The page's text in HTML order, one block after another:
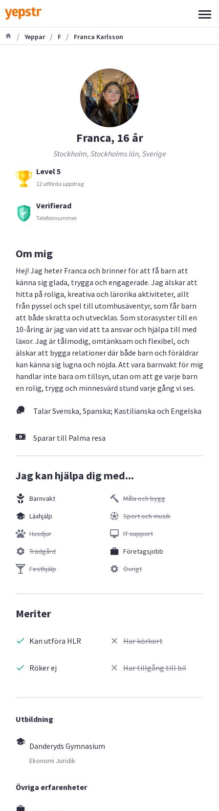
/ Yeppar / F / Franca Karlsson
Franca, 16 år
Stockholm, Stockholms län, Sverige
Level 5
12 utförda uppdrag
Verifierad
Telefonnummer
Om mig
Hej! Jag heter Franca och brinner för att få barn att
känna sig glada, trygga och engagerade. Jag älskar att
hitta på roliga, kreativa och lärorika aktiviteter, allt
från pyssel och spel till utomhusäventyr, som får barn
att både skratta och utvecklas. Som storasyster till en
10-åring är jag van vid att ta ansvar och hjälpa till med
läxor. Jag är tålmodig, omtänksam och flexibel, och
älskar att bygga relationer där både barn och föräldrar
kan känna sig lugna och nöjda. Att vara barnvakt för mig
handlar inte bara om tillsyn, utan om att ge varje barn
en rolig, trygg och minnesvärd stund varje gång vi ses.
Talar Svenska, Spanska; Kastilianska och Engelska
Sparar till Palma resa
Jag kan hjälpa dig med...
Barnvakt
Läxhjälp
Husdjur
Trädgård
Festhjälp
Måla och bygg
Sport och musik
IT support
Företagsjobb
Övrigt
Meriter
Kan utföra HLR
Röker ej
Har körkort
Har tillgång till bil
Utbildning
Danderyds Gymnasium
Ekonomi Juridik
Övriga erfarenheter